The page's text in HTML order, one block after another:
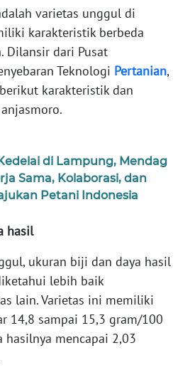
varietas unggul di
karakteristik berbeda
Dilansir dari Pusat
Teknologi Pertanian,
karakteristik dan
di Lampung, Mendag
Sama, Kolaborasi, dan
Petani Indonesia
hasil
ukuran biji dan daya hasil
lebih baik
lain. Varietas ini memiliki
14,8 sampai 15,3 gram/100
hasilnya mencapai 2,03